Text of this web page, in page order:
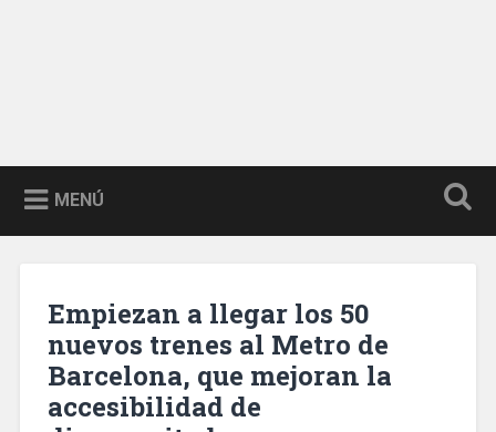
MENÚ
Empiezan a llegar los 50
nuevos trenes al Metro de
Barcelona, que mejoran la
accesibilidad de